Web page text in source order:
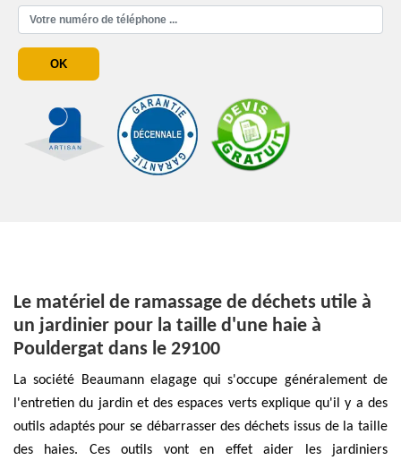
Le matériel de ramassage de déchets utile à
un jardinier pour la taille d'une haie à
Pouldergat dans le 29100
La société Beaumann elagage qui s'occupe généralement de
l'entretien du jardin et des espaces verts explique qu'il y a des
outils adaptés pour se débarrasser des déchets issus de la taille
des haies. Ces outils vont en effet aider les jardiniers